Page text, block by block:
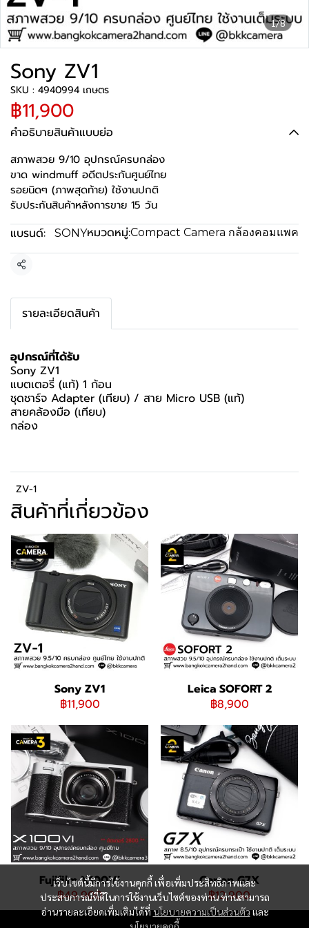
1/8
Sony ZV1
SKU : 4940994 เกษตร
฿11,900
คำอธิบายสินค้าแบบย่อ
สภาพสวย 9/10 อุปกรณ์ครบกล่อง
ขาด windmuff อดีตประกันศูนย์ไทย
รอยนิดๆ (ภาพสุดท้าย) ใช้งานปกติ
รับประกันสินค้าหลังการขาย 15 วัน
แบรนด์: SONYหมวดหมู่:Compact Camera กล้องคอมแพค
แชร์
รายละเอียดสินค้า
อุปกรณ์ที่ได้รับ
Sony ZV1
แบตเตอรี่ (แท้) 1 ก้อน
ชุดชาร์จ Adapter (เทียบ) / สาย Micro USB (แท้)
สายคล้องมือ (เทียบ)
กล่อง
ZV-1
สินค้าที่เกี่ยวข้อง
Sony ZV1
฿11,900
Leica SOFORT 2
฿8,900
Fujifilm X100VI
฿49,900
Canon G7X
฿12,900
เว็บไซต์นี้มีการใช้งานคุกกี้ เพื่อเพิ่มประสิทธิภาพและ
ประสบการณ์ที่ดีในการใช้งานเว็บไซต์ของท่าน ท่านสามารถ
อ่านรายละเอียดเพิ่มเติมได้ที่นโยบายความเป็นส่วนตัวและ